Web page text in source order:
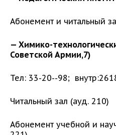
Абонемент и читальный
— Химико-
Советской Армии,7)
Тел: 33-20--98;
Читальный зал (ауд. 210)
Абонемент учебной и